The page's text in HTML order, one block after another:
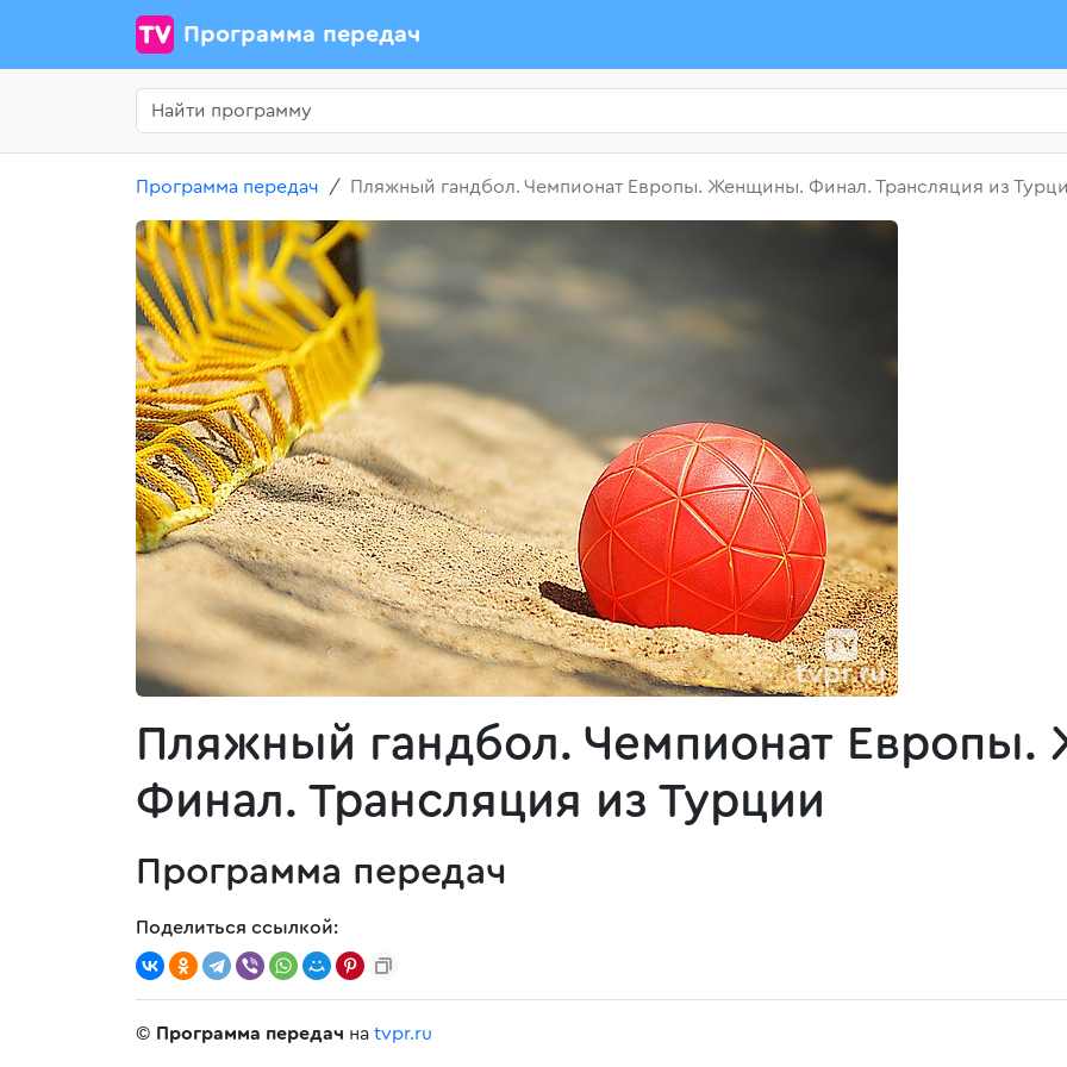
Программа передач
Программа передач Пляжный гандбол. Чемпионат Европы. Женщины. Финал. Трансляция из
Пляжный гандбол. Чемпионат
Финал. Трансляция из Турции
Программа передач
Поделиться ссылкой:
© Программа передач на tvpr.ru